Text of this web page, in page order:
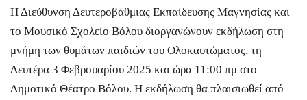
Η Διεύθυνση Δευτεροβάθμιας Εκπαίδευσης Μαγνησίας και
το Μουσικό Σχολείο Βόλου διοργανώνουν εκδήλωση στη
μνήμη των θυμάτων παιδιών του Ολοκαυτώματος, τη
Δευτέρα 3 Φεβρουαρίου 2025 και ώρα 11:00 πμ στο
Δημοτικό Θέατρο Βόλου. Η εκδήλωση θα πλαισιωθεί από